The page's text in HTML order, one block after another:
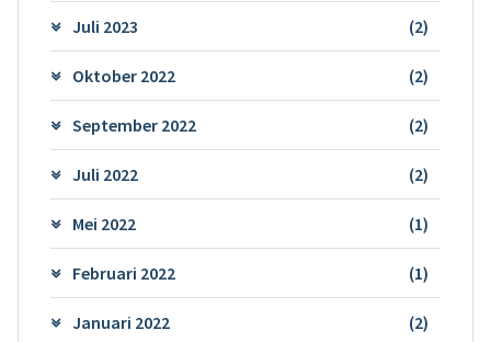
Juli 2023 (2)
Oktober 2022 (2)
September 2022 (2)
Juli 2022 (2)
Mei 2022 (1)
Februari 2022 (1)
Januari 2022 (2)